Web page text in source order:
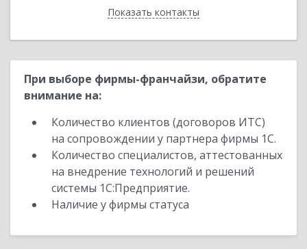
Показать контакты
Назад
При выборе фирмы-франчайзи, обратите
внимание на:
Количество клиентов (договоров ИТС)
на сопровождении у партнера фирмы 1С.
Количество специалистов, аттестованных
на внедрение технологий и решений
системы 1С:Предприятие.
Наличие у фирмы статуса